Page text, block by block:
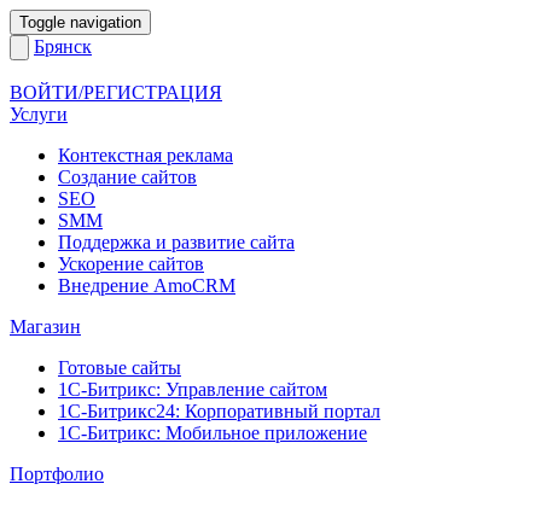
Toggle navigation
Брянск
ВОЙТИ/РЕГИСТРАЦИЯ
Услуги
Контекстная реклама
Создание сайтов
SEO
SMM
Поддержка и развитие сайта
Ускорение сайтов
Внедрение AmoCRM
Магазин
Готовые сайты
1С-Битрикс: Управление сайтом
1С-Битрикс24: Корпоративный портал
1С-Битрикс: Мобильное приложение
Портфолио